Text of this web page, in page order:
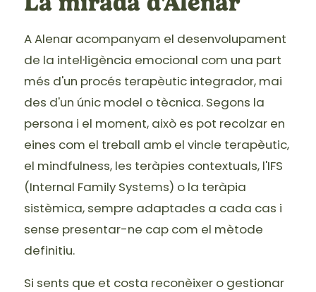
A Alenar acompanyam el desenvolupament
de la intel·ligència emocional com una part
més d'un procés terapèutic integrador, mai
des d'un únic model o tècnica. Segons la
persona i el moment, això es pot recolzar en
eines com el treball amb el vincle terapèutic,
el mindfulness, les teràpies contextuals, l'IFS
(Internal Family Systems) o la teràpia
sistèmica, sempre adaptades a cada cas i
sense presentar-ne cap com el mètode
definitiu.
Si sents que et costa reconèixer o gestionar